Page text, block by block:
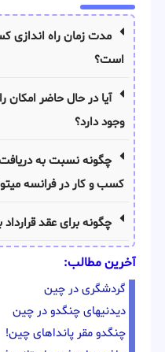
مدت زمان راه اندازی
است؟
آیا در حال حاضر امکان
وجود دارد؟
چگونه نسبت به دریافت
کسب و کار در فرانسه
چگونه برای عقد
آخرین مطالب:
گردشگری در چین
دیدنیهای چنگدو در چین
چنگدو مقر پانداهای چین!